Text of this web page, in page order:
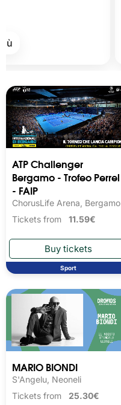
ATP Challenger
Bergamo - Trofeo Perrel
- FAIP
ChorusLife Arena, Bergamo
Tickets from 11.59€
Sport
MARIO BIONDI
S'Angelu, Neoneli
Tickets from 25.30€